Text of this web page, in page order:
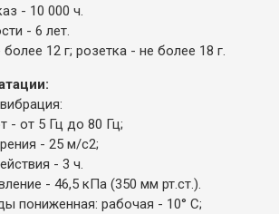
- 10 000 ч.
- 6 лет.
12 г; розетка - не более 18 г.
- от 5 Гц до 80 Гц;
- 25 м/с2;
- 3 ч.
- 46,5 кПа (350 мм рт.ст.).
пониженная: рабочая - 10° С;